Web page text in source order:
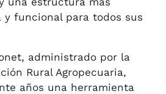
y funcional para todos sus
administrado por la
Rural Agropecuaria,
años una herramienta